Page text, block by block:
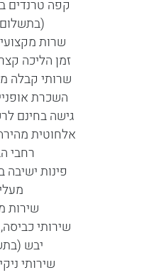
קפה טרנדים
שרות
זמן הליכה
שרותי קבלה
השכרת
גישה בחינם
רחבי
פינות ישיבה
שירות
שירותי כביסה,
יבש
שירותי